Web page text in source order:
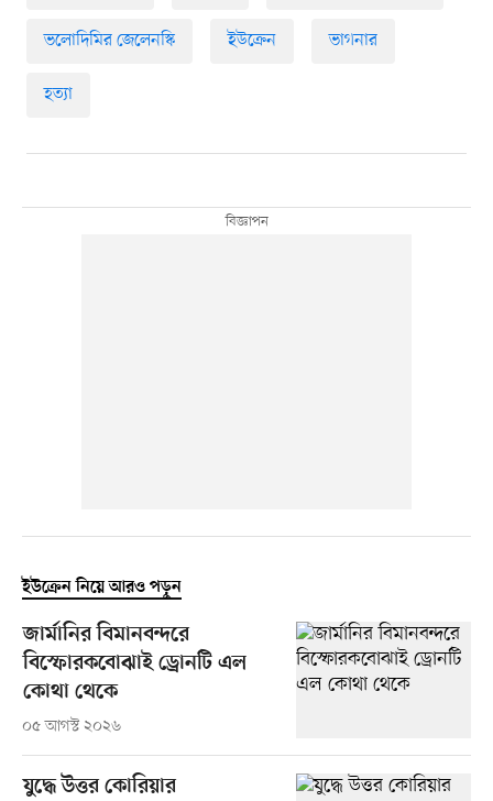
ভলোদিমির জেলেনস্কি ইউক্রেন ভাগনার
হত্যা
ইউক্রেন নিয়ে আরও পড়ুন
জার্মানির বিমানবন্দরে
বিস্ফোরকবোঝাই ড্রোনটি এল
কোথা থেকে
০৫ আগস্ট ২০২৬
যুদ্ধে উত্তর কোরিয়ার